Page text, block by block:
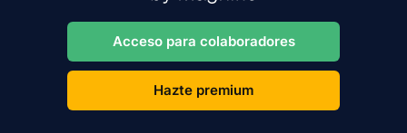
Acceso para colaboradores
Hazte premium